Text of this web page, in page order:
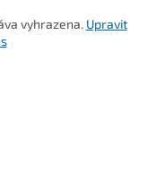
vyhrazena. Upravit